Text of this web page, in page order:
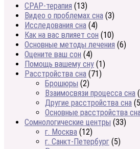
CPAP-терапия (13)
Видео о проблемах сна (3)
Исследования сна (4)
Как на вас влияет сон (10)
Основные методы лечения (6)
Оцените ваш сон (4)
Помощь вашему сну (1)
Расстройства сна (71)
Брошюры (2)
Взаимосвязи процесса сна
Другие расстройства сна
Основные расстройства сна
Сомнологические центры (33)
г. Москва (12)
г. Санкт-Петербург (5)